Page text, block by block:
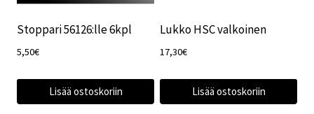
Stoppari 56126:lle 6kpl
5,50€
Lisää ostoskoriin
Lukko HSC valkoinen
17,30€
Lisää ostoskoriin